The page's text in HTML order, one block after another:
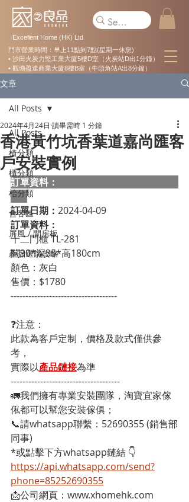
Excellent Home (HK) Ltd
門市營業時間：早上11點到7點(星期一休息)
• 沙田火炭力堅工業大廈5樓D室（火炭站D出1分鐘）
• 觀塘盈達商業大廈8樓B室（牛頭角站A出8分鐘）
文章
All Posts
椅分類
櫃分類
枱分類
會客區
屏風 / 間房板
產品選購攻略
All Posts
香港黃竹坑香葉道嘉尚匯客
戶安裝實例
2024年4月24日 讀畢需時 1 分鐘
訂單資料：
訂單日期： 2024-04-09
訂單資料：
十二門櫃 TL-281
闊90*深35*高180cm
顏色：灰白
售價：$1780
------------------------------------
❓注意：
此款為客戶定制，價格及款式僅供參
考，
實際以產品鏈接為準
-------------------------------------
🚛我們擁有專業安裝團隊，淘寶宜家傢
俬都可以幫您安裝傢俱；
📞請whatsapp聯繫：52690355 (銷售部
同事)
*或點擊下方whatsapp鏈結 👇
https://api.whatsapp.com/send?
phone=85252690355
📩公司網頁：www.xhomehk.com